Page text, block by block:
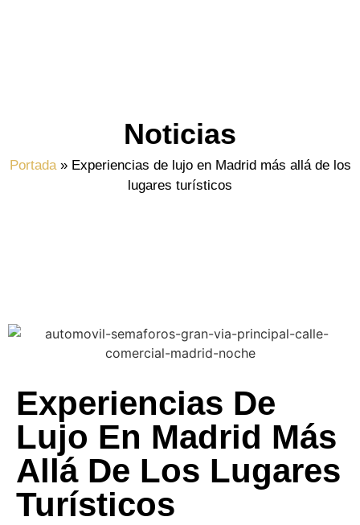
Noticias
Portada» Experiencias de lujo en Madrid más allá de los
lugares turísticos
Experiencias De
Lujo En Madrid Más
Allá De Los Lugares
Turísticos